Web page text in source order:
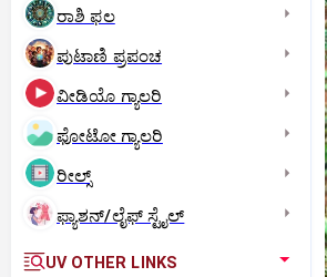
ರಾಶಿ ಫಲ
ಪುಟಾಣಿ ಪ್ರಪಂಚ
ವೀಡಿಯೊ ಗ್ಯಾಲರಿ
ಫೋಟೋ ಗ್ಯಾಲರಿ
ರೀಲ್ಸ್
ಫ್ಯಾಶನ್/ಲೈಫ್‌ ಸ್ಟೈಲ್
UV OTHER LINKS